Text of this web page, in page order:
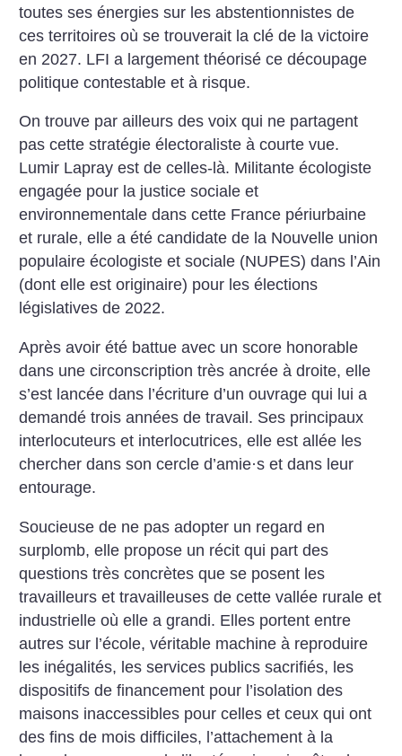
toutes ses énergies sur les abstentionnistes de
ces territoires où se trouverait la clé de la victoire
en 2027. LFI a largement théorisé ce découpage
politique contestable et à risque.
On trouve par ailleurs des voix qui ne partagent
pas cette stratégie électoraliste à courte vue.
Lumir Lapray est de celles-là. Militante écologiste
engagée pour la justice sociale et
environnementale dans cette France périurbaine
et rurale, elle a été candidate de la Nouvelle union
populaire écologiste et sociale (NUPES) dans l’Ain
(dont elle est originaire) pour les élections
législatives de 2022.
Après avoir été battue avec un score honorable
dans une circonscription très ancrée à droite, elle
s’est lancée dans l’écriture d’un ouvrage qui lui a
demandé trois années de travail. Ses principaux
interlocuteurs et interlocutrices, elle est allée les
chercher dans son cercle d’amie·s et dans leur
entourage.
Soucieuse de ne pas adopter un regard en
surplomb, elle propose un récit qui part des
questions très concrètes que se posent les
travailleurs et travailleuses de cette vallée rurale et
industrielle où elle a grandi. Elles portent entre
autres sur l’école, véritable machine à reproduire
les inégalités, les services publics sacrifiés, les
dispositifs de financement pour l’isolation des
maisons inaccessibles pour celles et ceux qui ont
des fins de mois difficiles, l’attachement à la